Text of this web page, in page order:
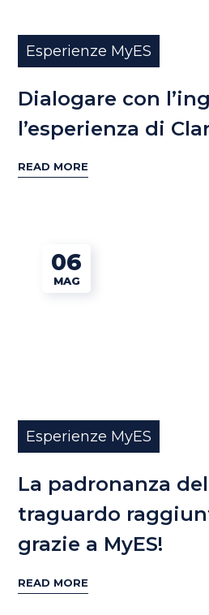
Esperienze MyES
Dialogare con
l’esperienza di
READ MORE
06
MAG
Esperienze MyES
La padronanza
traguardo
grazie a MyES!
READ MORE